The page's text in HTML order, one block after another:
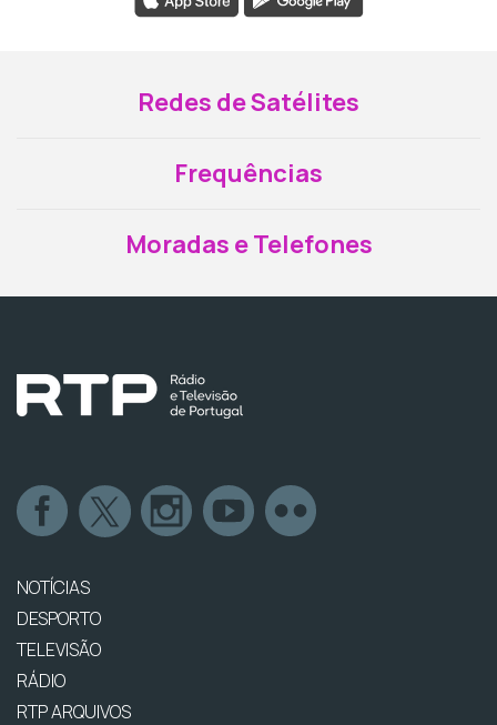
Redes de Satélites
Frequências
Moradas e Telefones
NOTÍCIAS
DESPORTO
TELEVISÃO
RÁDIO
RTP ARQUIVOS